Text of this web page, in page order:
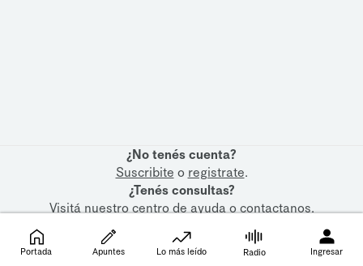
¿No tenés cuenta?
Suscribite o registrate.
¿Tenés consultas?
Visitá nuestrocentro de ayudaocontactanos.
Portada Apuntes Lo más leído Radio Ingresar